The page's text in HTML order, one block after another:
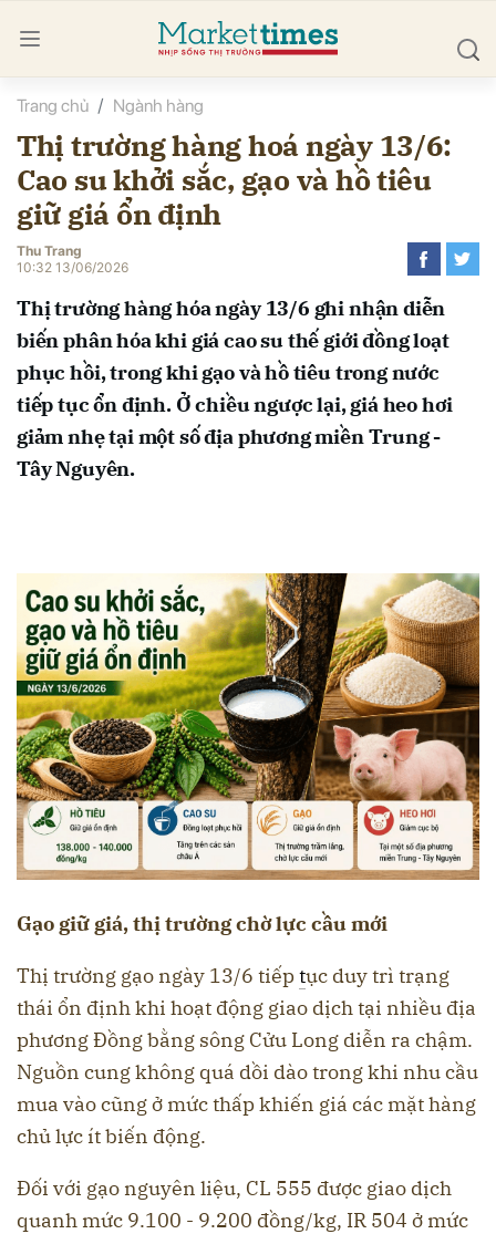
Trang chủ Ngành hàng
Thị trường hàng hoá ngày 13/6:
Cao su khởi sắc, gạo và hồ tiêu
giữ giá ổn định
Thu Trang
10:32 13/06/2026
Thị trường hàng hóa ngày 13/6 ghi nhận diễn
biến phân hóa khi giá cao su thế giới đồng loạt
phục hồi, trong khi gạo và hồ tiêu trong nước
tiếp tục ổn định. Ở chiều ngược lại, giá heo hơi
giảm nhẹ tại một số địa phương miền Trung -
Tây Nguyên.
Gạo giữ giá, thị trường chờ lực cầu mới
Thị trường gạo ngày 13/6 tiếptục duy trì trạng
thái ổn định khi hoạt động giao dịch tại nhiều địa
phương Đồng bằng sông Cửu Long diễn ra chậm.
Nguồn cung không quá dồi dào trong khi nhu cầu
mua vào cũng ở mức thấp khiến giá các mặt hàng
chủ lực ít biến động.
Đối với gạo nguyên liệu, CL 555 được giao dịch
quanh mức 9.100 - 9.200 đồng/kg, IR 504 ở mức
luận
Hủy